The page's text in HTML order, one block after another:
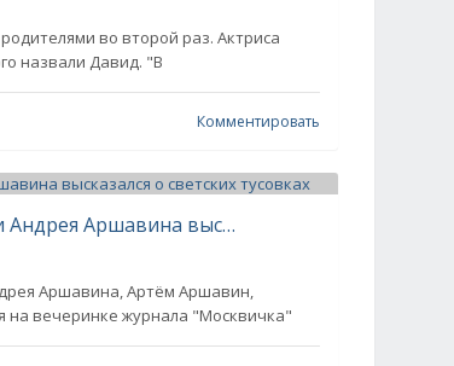
во второй раз. Актриса
назвали Давид. "В
Комментировать
"Мне нравится ажиотаж". Сын Юлии Барановской и Андрея Аршавина высказался о светских тусовках
Аршавина, Артём Аршавин,
на вечеринке журнала "Москвичка"